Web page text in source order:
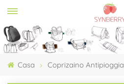
Casa Coprizaino Antipioggia